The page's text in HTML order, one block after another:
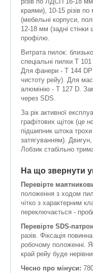
краями), 10-15 різів
(мебельні корпуси,
12-18 мм (задні стінки
профілю.
Витрата пилок:
спеціальні пилки T
Для фанери - T 144 DP
чистоту рейу). Для
алюмінію - T 127 D.
через SDS.
За рік активної
графітових щіток (це
підшипник штока
затягуванням). Двигун,
Лобзик стабільно
На що звернути
Перевірте
положення з ходом
чітко з характерним
переключається -
Перевірте SDS-
разів. Фіксація
робочому положенні.
край рейу буде
Чесно про мінуси: